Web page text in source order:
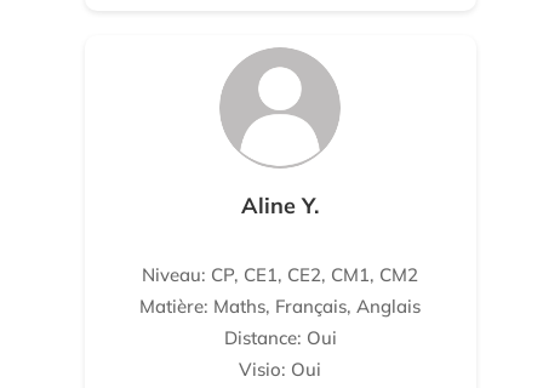
Aline Y.
Niveau: CP, CE1, CE2, CM1, CM2
Matière: Maths, Français, Anglais
Distance: Oui
Visio: Oui